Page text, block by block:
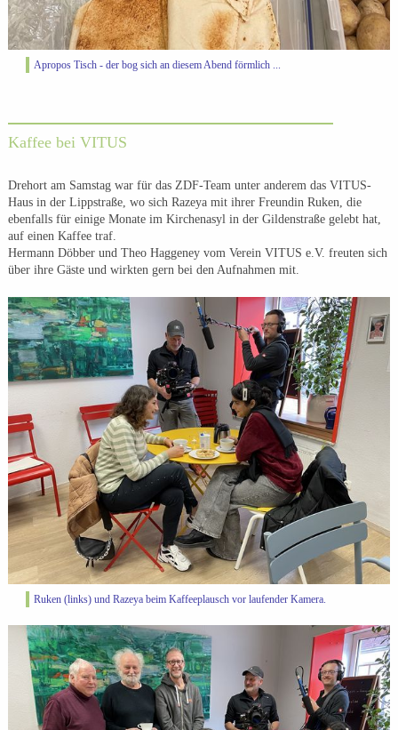
Apropos Tisch - der bog sich an diesem Abend förmlich ...
Kaffee bei VITUS
Drehort am Samstag war für das ZDF-Team unter anderem das VITUS-
Haus in der Lippstraße, wo sich Razeya mit ihrer Freundin Ruken, die
ebenfalls für einige Monate im Kirchenasyl in der Gildenstraße gelebt hat,
auf einen Kaffee traf.
Hermann Döbber und Theo Haggeney vom Verein VITUS e.V. freuten sich
über ihre Gäste und wirkten gern bei den Aufnahmen mit.
Ruken (links) und Razeya beim Kaffeeplausch vor laufender Kamera.